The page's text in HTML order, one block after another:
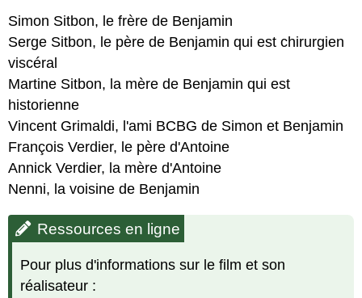
Simon Sitbon, le frère de Benjamin
Serge Sitbon, le père de Benjamin qui est chirurgien
viscéral
Martine Sitbon, la mère de Benjamin qui est
historienne
Vincent Grimaldi, l'ami BCBG de Simon et Benjamin
François Verdier, le père d'Antoine
Annick Verdier, la mère d'Antoine
Nenni, la voisine de Benjamin
Ressources en ligne
Pour plus d'informations sur le film et son
réalisateur :